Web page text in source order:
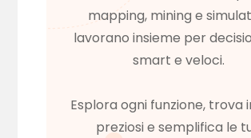
mapping, mining e
lavorano insieme per
smart e veloci.
Esplora ogni funzione, trova
preziosi e semplifica le